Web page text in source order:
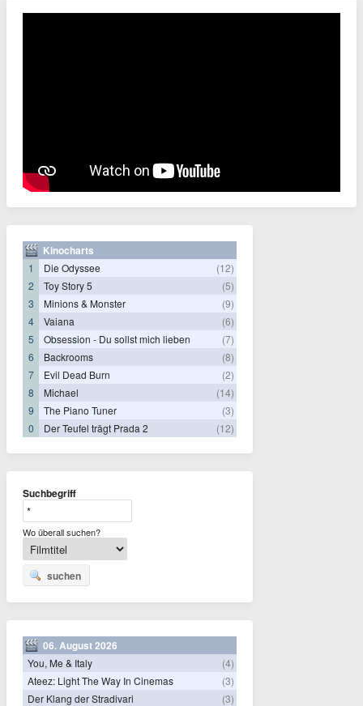
Kinocharts
1 Die Odyssee
(12)
2
Toy Story 5
(5)
3
Minions & Monster
(9)
4
Vaiana
(6)
5
Obsession - Du sollst mich lieben
(7)
6
Backrooms
(8)
7
Evil Dead Burn
(2)
8
Michael
(14)
9
The Piano Tuner
(3)
0
Der Teufel trägt Prada 2 (12)
Suchbegriff
Wo überall suchen?
suchen
06. August 2026
You, Me & Italy
(4)
Ateez: Light The Way In Cinemas
(3)
Der Klang der Stradivari
(3)